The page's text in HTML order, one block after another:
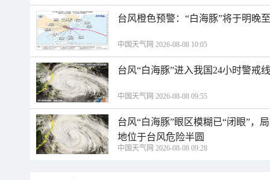
台风橙色预警：“白海豚”将于明晚
中国天气网 2026-08-08 10:05
台风“白海豚”进入我国24小时警戒
中国天气网 2026-08-08 09:55
台风“白海豚”眼区模糊已“闭眼”，
地位于台风危险半圆
中国天气网 2026-08-08 09:28